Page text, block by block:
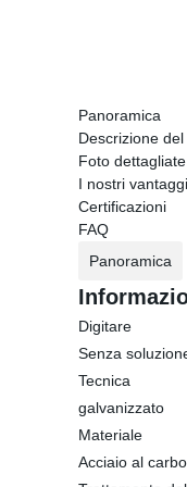
Panoramica
Descrizione
Foto dettagliate
I nostri vantaggi
Certificazioni
FAQ
Panoramica
Digitare
Senza
Tecnica
galvanizzato
Materiale
Acciaio al